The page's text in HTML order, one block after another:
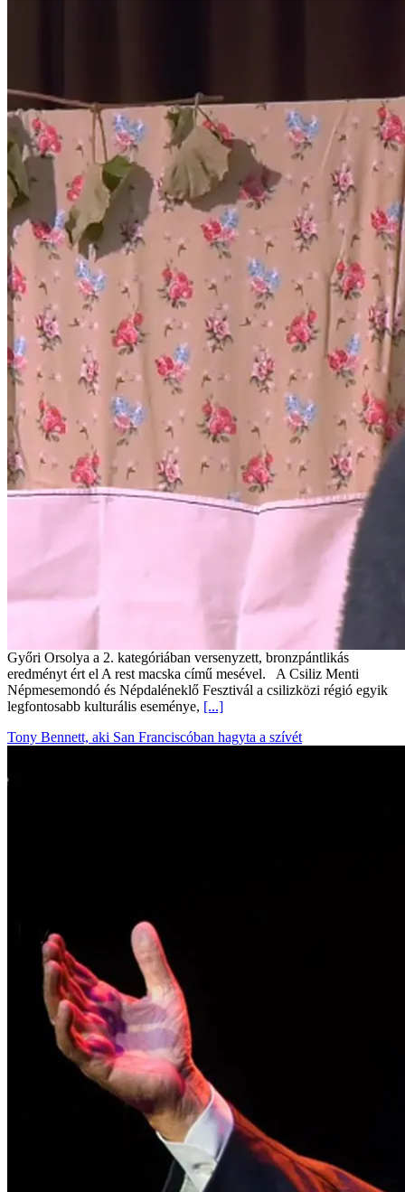
Győri Orsolya a 2. kategóriában versenyzett, bronzpántlikás
eredményt ért el A rest macska című mesével. A Csiliz Menti
Népmesemondó és Népdaléneklő Fesztivál a csilizközi régió egyik
legfontosabb kulturális eseménye, [...]
Tony Bennett, aki San Franciscóban hagyta a szívét